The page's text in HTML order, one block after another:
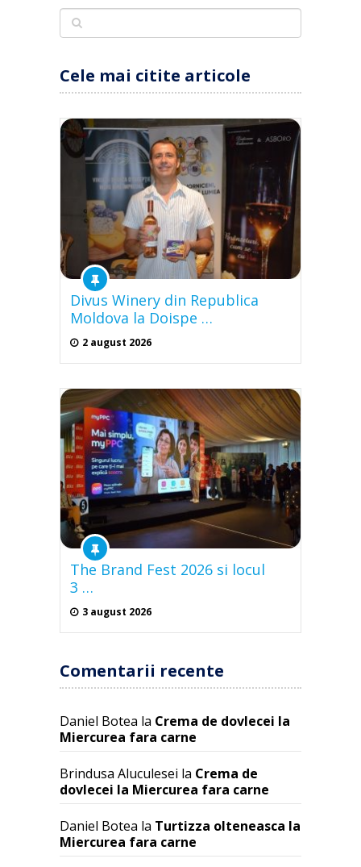
Cele mai citite articole
Divus Winery din Republica
Moldova la Doispe …
2 august 2026
The Brand Fest 2026 si locul
3 …
3 august 2026
Comentarii recente
Daniel Botea la Crema de dovlecei la
Miercurea fara carne
Brindusa Aluculesei la Crema de
dovlecei la Miercurea fara carne
Daniel Botea la Turtizza olteneasca la
Miercurea fara carne